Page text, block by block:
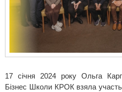
17 січня 2024 року Ольга
Бізнес Школи КРОК взяла